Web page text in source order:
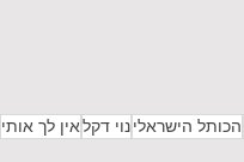
הכותל הישראלינוי דקלאין לך אותי